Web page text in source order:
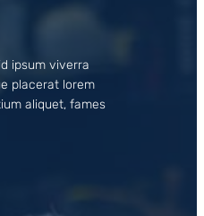
ipsum viverra
placerat lorem
aliquet, fames